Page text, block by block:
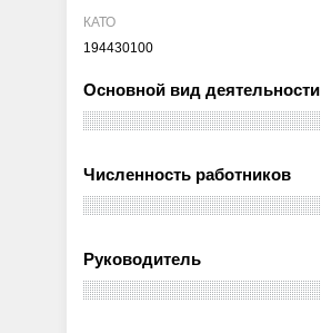
КАТО
194430100
Основной вид деятельности
Численность работников
Руководитель